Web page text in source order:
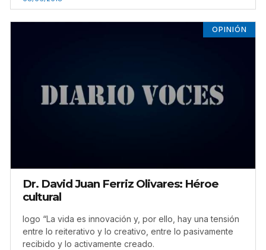
OPINIÓN
Dr. David Juan Ferriz Olivares: Héroe
cultural
logo “La vida es innovación y, por ello, hay una tensión
entre lo reiterativo y lo creativo, entre lo pasivamente
recibido y lo activamente creado.